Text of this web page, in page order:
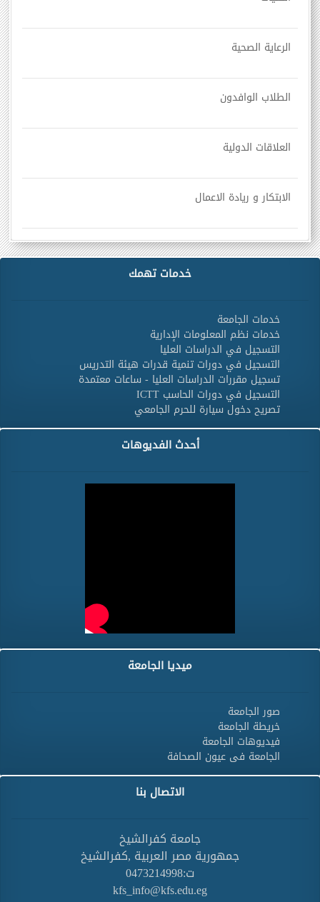
الرعاية الصحية
الطلاب الوافدون
العلاقات الدولية
الابتكار و ريادة الاعمال
خدمات تهمك
خدمات الجامعة
خدمات نظم المعلومات الإدارية
التسجيل في الدراسات العليا
التسجيل في دورات تنمية قدرات هيئة التدريس
تسجيل مقررات الدراسات العليا - ساعات معتمدة
التسجيل في دورات الحاسب ICTT
تصريح دخول سيارة للحرم الجامعي
أحدث الفديوهات
ميديا الجامعة
صور الجامعة
خريطة الجامعة
فيديوهات الجامعة
الجامعة فى عيون الصحافة
الاتصال بنا
جامعة كفرالشيخ
جمهورية مصر العربية ,كفرالشيخ
ت:0473214998
kfs_info@kfs.edu.eg